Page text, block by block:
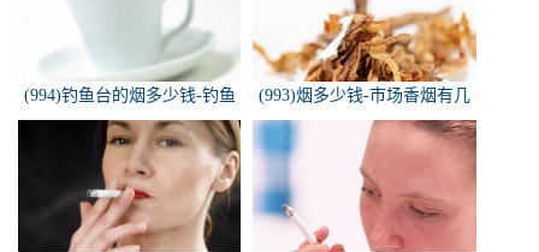
(994)钓鱼台的烟多少钱-钓鱼
台香烟价格有哪几种规格？
(993)烟多少钱-市场香烟有几
种 各多少钱一包